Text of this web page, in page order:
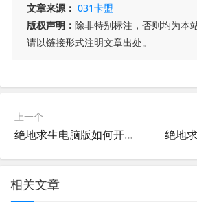
文章来源： 031卡盟
版权声明： 除非特别标注，否则均为本
请以链接形式注明文章出处。
上一个
绝地求生电脑版如何开麦说话-绝地求生电脑版语音设置教程
相关文章